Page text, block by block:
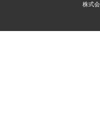
株式